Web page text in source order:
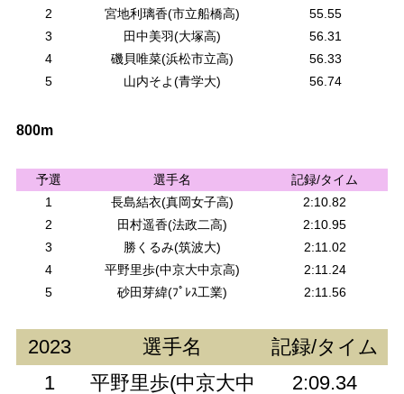
2
宮地利璃香(市立船橋高)
55.55
3
田中美羽(大塚高)
56.31
4
磯貝唯菜(浜松市立高)
56.33
5
山内そよ(青学大) 56.74
800m
予選 選手名
記録/タイム
1
長島結衣(真岡女子高)
2:10.82
2
田村遥香(法政二高)
2:10.95
3
勝くるみ(筑波大)
2:11.02
4
平野里歩(中京大中京高)
2:11.24
5
砂田芽緯(ﾌﾟﾚｽ工業) 2:11.56
2023 選手名
記録/タイム
1
平野里歩(中京大中
2:09.34